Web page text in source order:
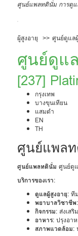
ศูนย์แพลทตินั่ม การดูแ
ผู้สูงอายุ ศูนย์ดูแล
ศูนย์ดูแ
ภาวะพึ่
[237]
กรุงเทพ
บางขุนเทียน
แสมดำ
EN
TH
ศูนย์แพล
ศูนย์แพลทตินั่ม ศูนย์ดู
บริการของเรา:
ดูแลผู้สูงอายุ: ที
พยาบาลวิชาชีพ
กิจกรรม: ส่งเส
อาหาร: ปรุงอา
สภาพแวดล้อม: